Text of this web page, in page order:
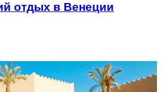
отдых в Венеции